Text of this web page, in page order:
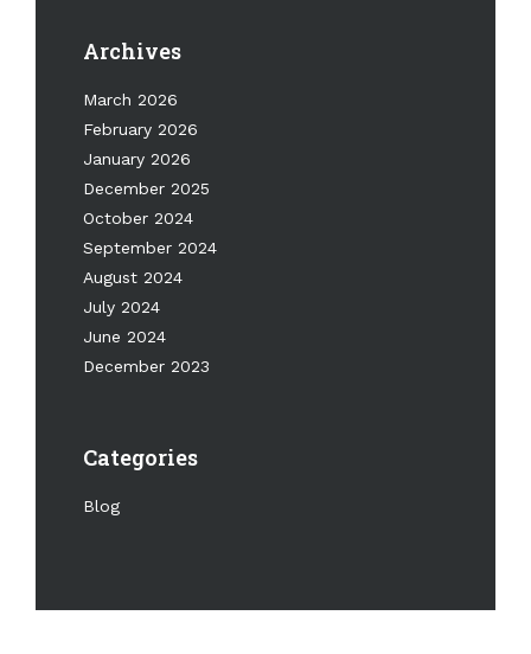
Archives
March 2026
February 2026
January 2026
December 2025
October 2024
September 2024
August 2024
July 2024
June 2024
December 2023
Categories
Blog